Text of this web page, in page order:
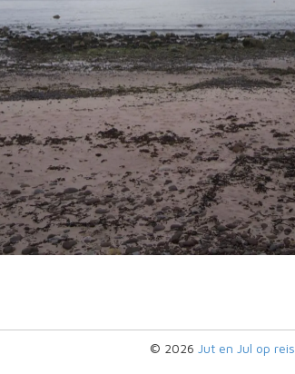
© 2026 Jut en Jul op reis